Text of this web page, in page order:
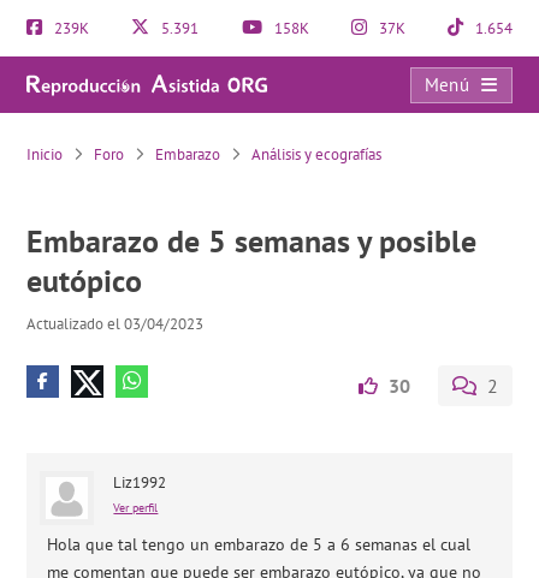
239K 5.391 158K 37K 1.654
Menú
Embarazo de 5 semanas y posible eutópico
Inicio Foro Embarazo Análisis y ecografías
Embarazo de 5 semanas y posible
eutópico
Actualizado el 03/04/2023
30 2
Liz1992
Ver perfil
Hola que tal tengo un embarazo de 5 a 6 semanas el cual
me comentan que puede ser embarazo eutópico, ya que no